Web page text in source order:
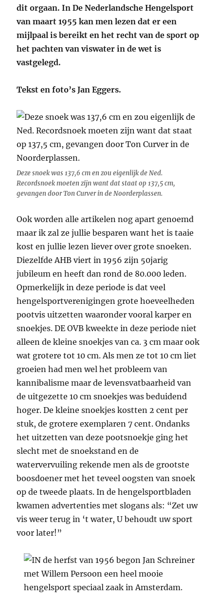
dit orgaan. In De Nederlandsche Hengelsport
van maart 1955 kan men lezen dat er een
mijlpaal is bereikt en het recht van de sport op
het pachten van viswater in de wet is
vastgelegd.
Tekst en foto’s Jan Eggers.
Deze snoek was 137,6 cm en zou eigenlijk de Ned.
Recordsnoek moeten zijn want dat staat op 137,5 cm,
gevangen door Ton Curver in de Noorderplassen.
Ook worden alle artikelen nog apart genoemd
maar ik zal ze jullie besparen want het is taaie
kost en jullie lezen liever over grote snoeken.
Diezelfde AHB viert in 1956 zijn 50jarig
jubileum en heeft dan rond de 80.000 leden.
Opmerkelijk in deze periode is dat veel
hengelsportverenigingen grote hoeveelheden
pootvis uitzetten waaronder vooral karper en
snoekjes. DE OVB kweekte in deze periode niet
alleen de kleine snoekjes van ca. 3 cm maar ook
wat grotere tot 10 cm. Als men ze tot 10 cm liet
groeien had men wel het probleem van
kannibalisme maar de levensvatbaarheid van
de uitgezette 10 cm snoekjes was beduidend
hoger. De kleine snoekjes kostten 2 cent per
stuk, de grotere exemplaren 7 cent. Ondanks
het uitzetten van deze pootsnoekje ging het
slecht met de snoekstand en de
watervervuiling rekende men als de grootste
boosdoener met het teveel oogsten van snoek
op de tweede plaats. In de hengelsportbladen
kwamen advertenties met slogans als: “Zet uw
vis weer terug in ‘t water, U behoudt uw sport
voor later!”